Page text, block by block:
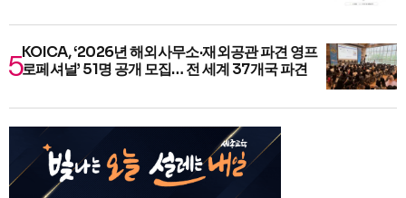
KOICA, ‘2026년 해외사무소·재외공관 파견 영프
로페셔널’ 51명 공개 모집… 전 세계 37개국 파견